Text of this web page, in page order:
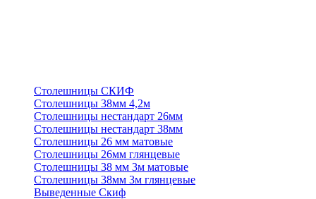
Столешницы СКИФ
Столешницы 38мм 4,2м
Столешницы нестандарт 26мм
Столешницы нестандарт 38мм
Столешницы 26 мм матовые
Столешницы 26мм глянцевые
Столешницы 38 мм 3м матовые
Столешницы 38мм 3м глянцевые
Выведенные Скиф